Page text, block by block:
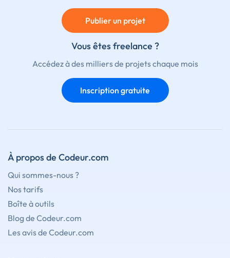
Publier un projet
Vous êtes freelance ?
Accédez à des milliers de projets chaque mois
Inscription gratuite
À propos de Codeur.com
Qui sommes-nous ?
Nos tarifs
Boîte à outils
Blog de Codeur.com
Les avis de Codeur.com